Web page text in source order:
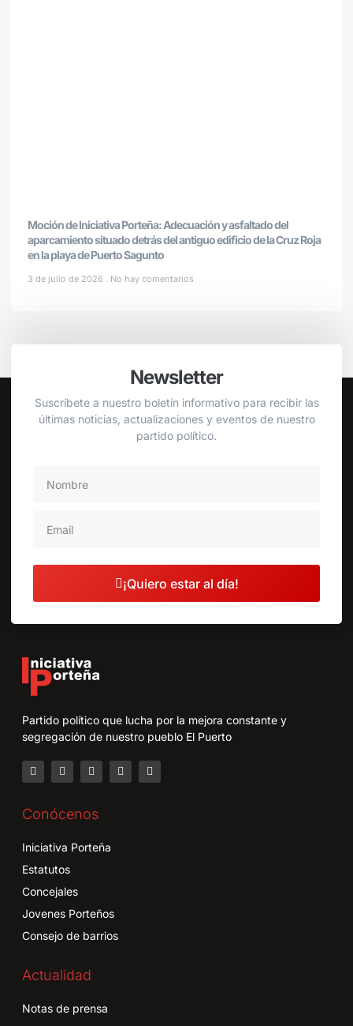
Moción de Iniciativa Porteña: Adecuación y asfaltado del
aparcamiento situado detrás del antiguo edificio de la Cruz Roja
en la playa de Puerto Sagunto
3 de julio de 2026 No hay comentarios
Newsletter
Suscríbete a nuestro boletín informativo para recibir las
últimas noticias, actualizaciones y eventos de nuestro
partido político.
¡Quiero estar al día!
Partido político que lucha por la mejora constante y
segregación de nuestro pueblo El Puerto
Conócenos
Iniciativa Porteña
Estatutos
Concejales
Jovenes Porteños
Consejo de barrios
Actualidad
Notas de prensa